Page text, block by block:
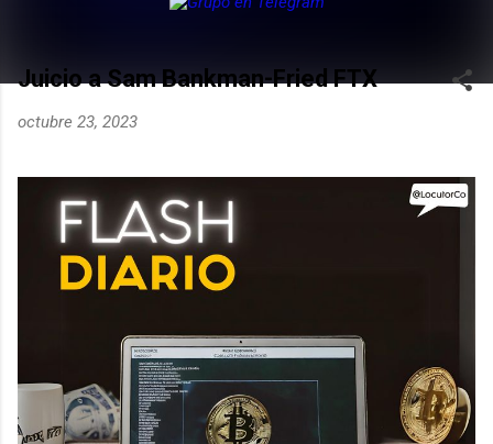
Juicio a Sam Bankman-Fried FTX
octubre 23, 2023